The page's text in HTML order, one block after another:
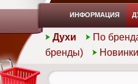
ИНФОРМАЦИЯ
Духи
По
бренды)
Новинки